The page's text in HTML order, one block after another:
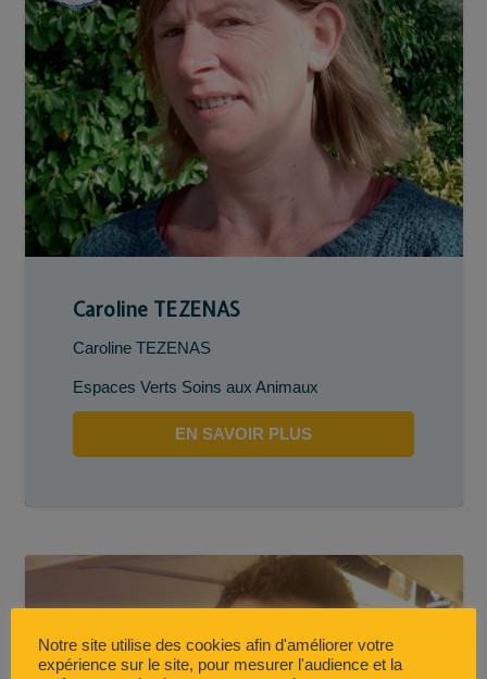
Caroline TEZENAS
Caroline TEZENAS
Espaces Verts Soins aux Animaux
EN SAVOIR PLUS
Notre site utilise des cookies afin d'améliorer votre
expérience sur le site, pour mesurer l'audience et la